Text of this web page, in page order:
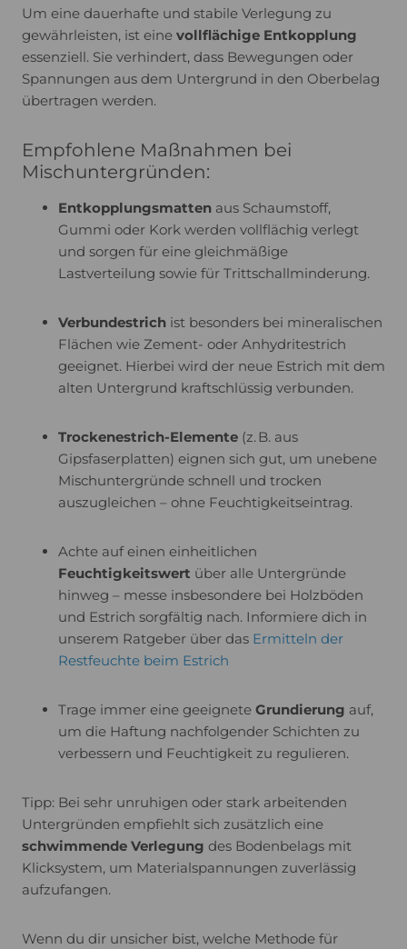
Um eine dauerhafte und stabile Verlegung zu
gewährleisten, ist eine vollflächige Entkopplung
essenziell. Sie verhindert, dass Bewegungen oder
Spannungen aus dem Untergrund in den Oberbelag
übertragen werden.
Empfohlene Maßnahmen bei
Mischuntergründen:
Entkopplungsmatten aus Schaumstoff,
Gummi oder Kork werden vollflächig verlegt
und sorgen für eine gleichmäßige
Lastverteilung sowie für Trittschallminderung.
Verbundestrich ist besonders bei mineralischen
Flächen wie Zement- oder Anhydritestrich
geeignet. Hierbei wird der neue Estrich mit dem
alten Untergrund kraftschlüssig verbunden.
Trockenestrich-Elemente (z. B. aus
Gipsfaserplatten) eignen sich gut, um unebene
Mischuntergründe schnell und trocken
auszugleichen – ohne Feuchtigkeitseintrag.
Achte auf einen einheitlichen
Feuchtigkeitswert über alle Untergründe
hinweg – messe insbesondere bei Holzböden
und Estrich sorgfältig nach. Informiere dich in
unserem Ratgeber über das Ermitteln der
Restfeuchte beim Estrich
Trage immer eine geeignete Grundierung auf,
um die Haftung nachfolgender Schichten zu
verbessern und Feuchtigkeit zu regulieren.
Tipp: Bei sehr unruhigen oder stark arbeitenden
Untergründen empfiehlt sich zusätzlich eine
schwimmende Verlegung des Bodenbelags mit
Klicksystem, um Materialspannungen zuverlässig
aufzufangen.
Wenn du dir unsicher bist, welche Methode für